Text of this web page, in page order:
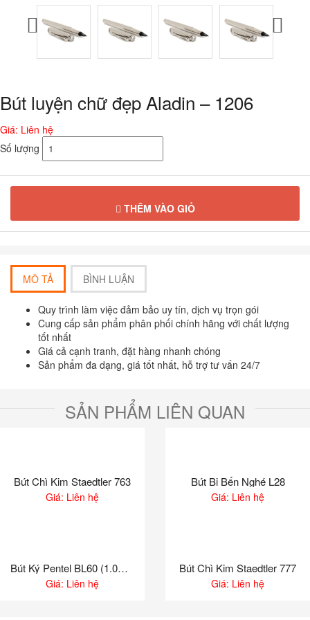
Bút luyện chữ đẹp Aladin – 1206
Giá: Liên hệ
Số lượng
THÊM VÀO GIỎ
MÔ TẢ BÌNH LUẬN
Quy trình làm việc đảm bảo uy tín, dịch vụ trọn gói
Cung cấp sản phẩm phân phối chính hãng với chất lượng
tốt nhất
Giá cả cạnh tranh, đặt hàng nhanh chóng
Sản phẩm đa dạng, giá tốt nhất, hỗ trợ tư vấn 24/7
SẢN PHẨM LIÊN QUAN
Bút Chì Kim Staedtler 763
Giá: Liên hệ
Bút Bi Bến Nghé L28
Giá: Liên hệ
Bút Ký Pentel BL60 (1.0mm)
Giá: Liên hệ
Bút Chì Kim Staedtler 777
Giá: Liên hệ